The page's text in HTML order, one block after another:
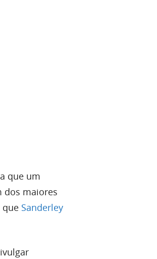
que um
dos maiores
que Sanderley